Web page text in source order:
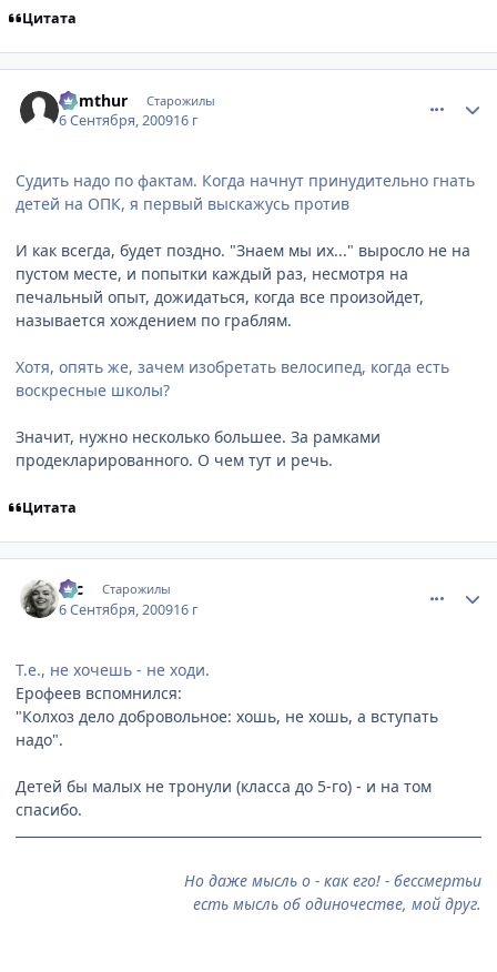
Цитата
Komthur Старожилы
6 Сентября, 200916 г
Судить надо по фактам. Когда начнут принудительно гнать
детей на ОПК, я первый выскажусь против
И как всегда, будет поздно. "Знаем мы их..." выросло не на
пустом месте, и попытки каждый раз, несмотря на
печальный опыт, дожидаться, когда все произойдет,
называется хождением по граблям.
Хотя, опять же, зачем изобретать велосипед, когда есть
воскресные школы?
Значит, нужно несколько большее. За рамками
продекларированного. О чем тут и речь.
Цитата
asc Старожилы
6 Сентября, 200916 г
Т.е., не хочешь - не ходи.
Ерофеев вспомнился:
"Колхоз дело добровольное: хошь, не хошь, а вступать
надо".
Детей бы малых не тронули (класса до 5-го) - и на том
спасибо.
Но даже мысль о - как его! - бессмертьи
есть мысль об одиночестве, мой друг.